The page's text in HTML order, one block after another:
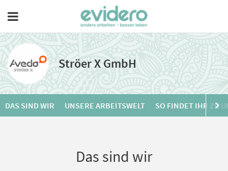
Ströer X GmbH
DAS SIND WIR UNSERE ARBEITSWELT SO FINDET IHR ZU
Das sind wir